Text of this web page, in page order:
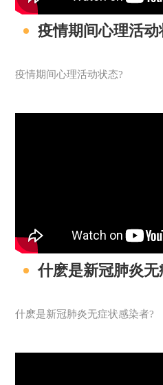
疫情期间心理活动
疫情期间心理活动状态?
什麽是新冠肺炎
什麽是新冠肺炎无症状感染者?